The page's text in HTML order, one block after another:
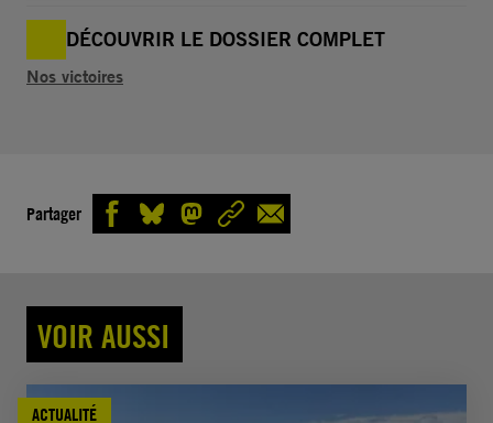
DÉCOUVRIR LE DOSSIER COMPLET
Nos victoires
Partager
VOIR AUSSI
ACTUALITÉ